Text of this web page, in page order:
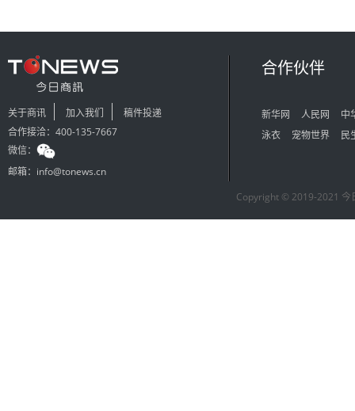
关于商讯 加入我们
稿件投递
合作接洽：400-135-7667
微信：
邮箱：info@tonews.cn
合作伙伴
新华网 人民网
中
泳衣
宠物世界 民
Copyright © 2019-2021 今